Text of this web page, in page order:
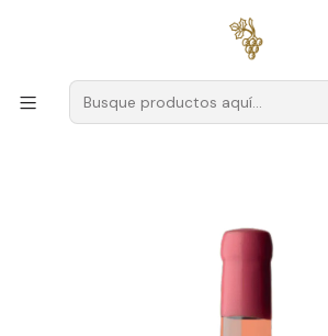
para pedidos superiores a
Productores
Vino Verde (Monção
Alvaminho Doña Natércia
Dona Natércia Escolha 2023 Vinho Verde